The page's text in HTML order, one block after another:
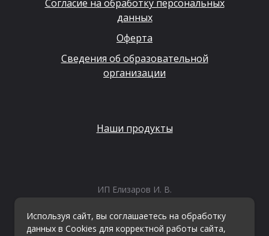
Согласие на обработку персональных
данных
Оферта
Сведения об образовательной
организации
Наши продукты
ИП Елизаров И. В.
ОГРНИП: 315665800057162
Эл. почта:info@kvestiks.ru
Используя сайт, вы соглашаетесь на обработку
данных в Cookies для корректной работы сайта,